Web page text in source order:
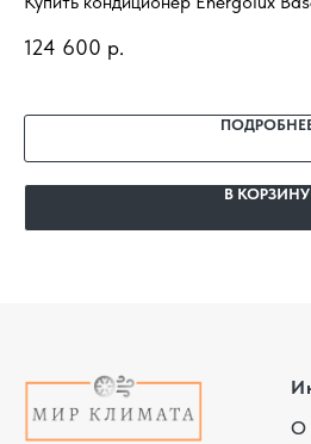
профессиональный монтаж и
124 600 р.
В КОРЗИНУ
О